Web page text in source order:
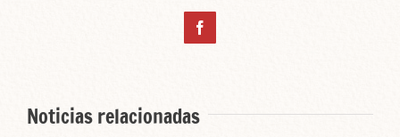
Facebook
Noticias relacionadas